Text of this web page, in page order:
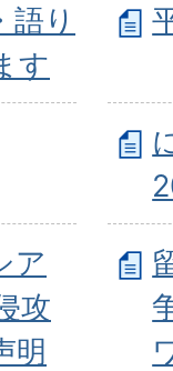
語り
す
ア
攻
明